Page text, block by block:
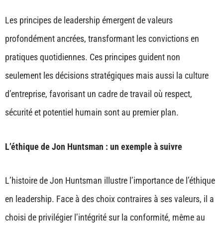
Les principes de leadership émergent de valeurs
profondément ancrées, transformant les convictions en
pratiques quotidiennes. Ces principes guident non
seulement les décisions stratégiques mais aussi la culture
d’entreprise, favorisant un cadre de travail où respect,
sécurité et potentiel humain sont au premier plan.
L’éthique de Jon Huntsman : un exemple à suivre
L’histoire de Jon Huntsman illustre l’importance de l’éthique
en leadership. Face à des choix contraires à ses valeurs, il a
choisi de privilégier l’intégrité sur la conformité, même au